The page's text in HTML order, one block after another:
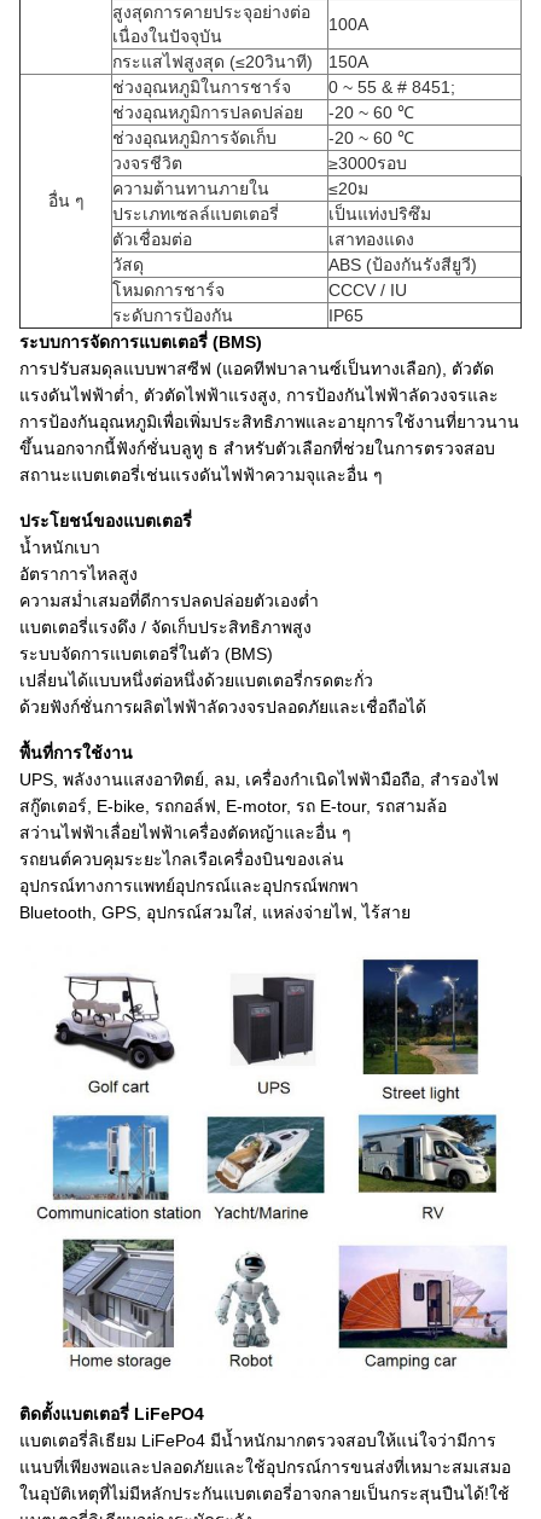
สูงสุดการคายประจุอย่างต่อ
เนื่องในปัจจุบัน
100A
กระแสไฟสูงสุด (≤20วินาที)
150A
อื่น ๆ
ช่วงอุณหภูมิในการชาร์จ
0 ~ 55 & # 8451;
ช่วงอุณหภูมิการปลดปล่อย
-20 ~ 60 ℃
ช่วงอุณหภูมิการจัดเก็บ
-20 ~ 60 ℃
วงจรชีวิต
≥3000รอบ
ความต้านทานภายใน
≤20ม
ประเภทเซลล์แบตเตอรี่
เป็นแท่งปริซึม
ตัวเชื่อมต่อ
เสาทองแดง
วัสดุ
ABS (ป้องกันรังสียูวี)
โหมดการชาร์จ
CCCV / IU
ระดับการป้องกัน
IP65
ระบบการจัดการแบตเตอรี่ (BMS)
การปรับสมดุลแบบพาสซีฟ (แอคทีฟบาลานซ์เป็นทางเลือก), ตัวตัด
แรงดันไฟฟ้าต่ำ, ตัวตัดไฟฟ้าแรงสูง, การป้องกันไฟฟ้าลัดวงจรและ
การป้องกันอุณหภูมิเพื่อเพิ่มประสิทธิภาพและอายุการใช้งานที่ยาวนาน
ขึ้นนอกจากนี้ฟังก์ชั่นบลูทู ธ สำหรับตัวเลือกที่ช่วยในการตรวจสอบ
สถานะแบตเตอรี่เช่นแรงดันไฟฟ้าความจุและอื่น ๆ
ประโยชน์ของแบตเตอรี่
น้ำหนักเบา
อัตราการไหลสูง
ความสม่ำเสมอที่ดีการปลดปล่อยตัวเองต่ำ
แบตเตอรี่แรงดึง / จัดเก็บประสิทธิภาพสูง
ระบบจัดการแบตเตอรี่ในตัว (BMS)
เปลี่ยนได้แบบหนึ่งต่อหนึ่งด้วยแบตเตอรี่กรดตะกั่ว
ด้วยฟังก์ชั่นการผลิตไฟฟ้าลัดวงจรปลอดภัยและเชื่อถือได้
พื้นที่การใช้งาน
UPS, พลังงานแสงอาทิตย์, ลม, เครื่องกำเนิดไฟฟ้ามือถือ, สำรองไฟ
สกู๊ตเตอร์, E-bike, รถกอล์ฟ, E-motor, รถ E-tour, รถสามล้อ
สว่านไฟฟ้าเลื่อยไฟฟ้าเครื่องตัดหญ้าและอื่น ๆ
รถยนต์ควบคุมระยะไกลเรือเครื่องบินของเล่น
อุปกรณ์ทางการแพทย์อุปกรณ์และอุปกรณ์พกพา
Bluetooth, GPS, อุปกรณ์สวมใส่, แหล่งจ่ายไฟ, ไร้สาย
ติดตั้งแบตเตอรี่ LiFePO4
แบตเตอรี่ลิเธียม LiFePo4 มีน้ำหนักมากตรวจสอบให้แน่ใจว่ามีการ
แนบที่เพียงพอและปลอดภัยและใช้อุปกรณ์การขนส่งที่เหมาะสมเสมอ
ในอุบัติเหตุที่ไม่มีหลักประกันแบตเตอรี่อาจกลายเป็นกระสุนปืนได้!ใช้